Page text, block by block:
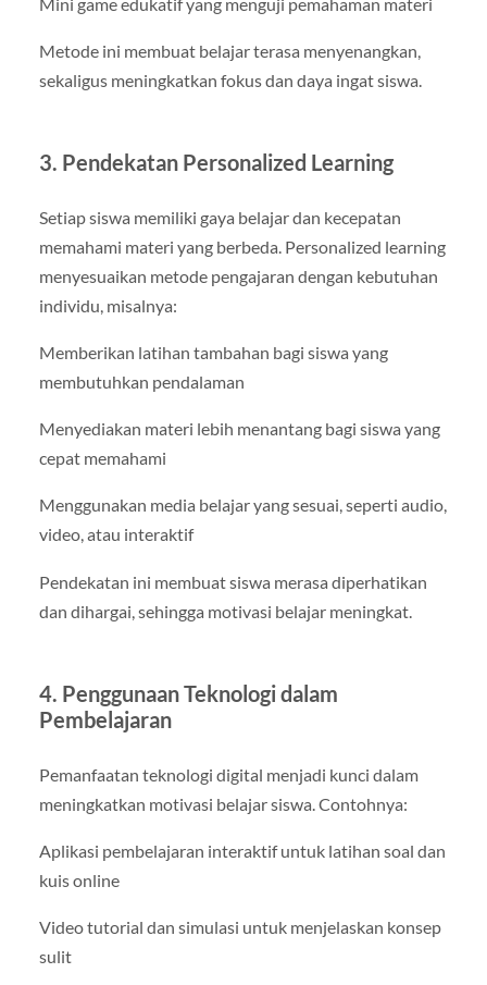
Metode ini membuat belajar terasa menyenangkan,
sekaligus meningkatkan fokus dan daya ingat siswa.
3. Pendekatan Personalized Learning
Setiap siswa memiliki gaya belajar dan kecepatan
memahami materi yang berbeda. Personalized learning
menyesuaikan metode pengajaran dengan kebutuhan
individu, misalnya:
Memberikan latihan tambahan bagi siswa yang
membutuhkan pendalaman
Menyediakan materi lebih menantang bagi siswa yang
cepat memahami
Menggunakan media belajar yang sesuai, seperti audio,
video, atau interaktif
Pendekatan ini membuat siswa merasa diperhatikan
dan dihargai, sehingga motivasi belajar meningkat.
4. Penggunaan Teknologi dalam
Pembelajaran
Pemanfaatan teknologi digital menjadi kunci dalam
meningkatkan motivasi belajar siswa. Contohnya:
Aplikasi pembelajaran interaktif untuk latihan soal dan
kuis online
Video tutorial dan simulasi untuk menjelaskan konsep
sulit